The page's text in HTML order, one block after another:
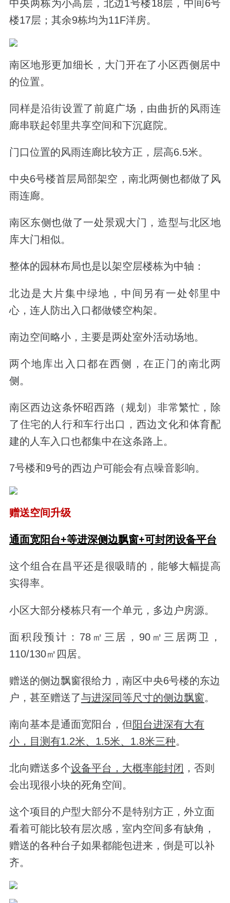
中央两栋为小高层，北边1号楼18层，中间6号
楼17层；其余9栋均为11F洋房。
南区地形更加细长，大门开在了小区西侧居中
的位置。
同样是沿街设置了前庭广场，由曲折的风雨连
廊串联起邻里共享空间和下沉庭院。
门口位置的风雨连廊比较方正，层高6.5米。
中央6号楼首层局部架空，南北两侧也都做了风
雨连廊。
南区东侧也做了一处景观大门，造型与北区地
库大门相似。
整体的园林布局也是以架空层楼栋为中轴：
北边是大片集中绿地，中间另有一处邻里中
心，连人防出入口都做镂空构架。
南边空间略小，主要是两处室外活动场地。
两个地库出入口都在西侧，在正门的南北两
侧。
南区西边这条怀昭西路（规划）非常繁忙，除
了住宅的人行和车行出口，西边文化和体育配
建的人车入口也都集中在这条路上。
7号楼和9号的西边户可能会有点噪音影响。
赠送空间升级
通面宽阳台+等进深侧边飘窗+可封闭设备平台
这个组合在昌平还是很吸睛的，能够大幅提高
实得率。
小区大部分楼栋只有一个单元，多边户房源。
面积段预计：78㎡三居，90㎡三居两卫，
110/130㎡四居。
赠送的侧边飘窗很给力，南区中央6号楼的东边
户，甚至赠送了与进深同等尺寸的侧边飘窗。
南向基本是通面宽阳台，但阳台进深有大有
小，目测有1.2米、1.5米、1.8米三种。
北向赠送多个设备平台，大概率能封闭 ，否则
会出现很小块的死角空间。
这个项目的户型大部分不是特别方正，外立面
看着可能比较有层次感，室内空间多有缺角，
赠送的各种台子如果都能包进来，倒是可以补
齐。